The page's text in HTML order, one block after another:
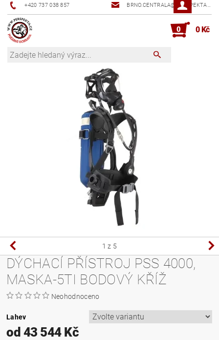
+420 737 038 857 BRNO.CENTRALA@PERSPEKTA.CZ
0 0 Kč
1 z 5
DÝCHACÍ PŘÍSTROJ PSS 4000,
MASKA-5TI BODOVÝ KŘÍŽ
Neohodnoceno
Lahev
od 43 544 Kč